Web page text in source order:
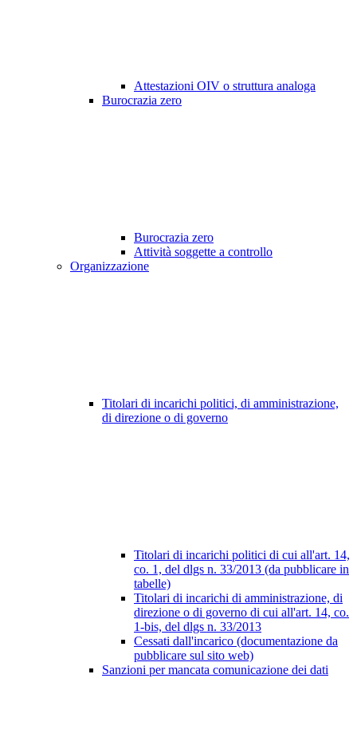
Attestazioni OIV o struttura analoga
Burocrazia zero
Burocrazia zero
Attività soggette a controllo
Organizzazione
Titolari di incarichi politici, di amministrazione,
di direzione o di governo
Titolari di incarichi politici di cui all'art. 14,
co. 1, del dlgs n. 33/2013 (da pubblicare in
tabelle)
Titolari di incarichi di amministrazione, di
direzione o di governo di cui all'art. 14, co.
1-bis, del dlgs n. 33/2013
Cessati dall'incarico (documentazione da
pubblicare sul sito web)
Sanzioni per mancata comunicazione dei dati